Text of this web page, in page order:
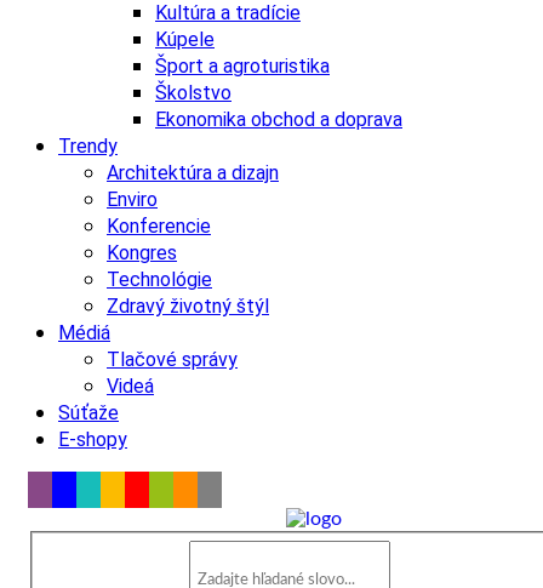
Kultúra a tradície
Kúpele
Šport a agroturistika
Školstvo
Ekonomika obchod a doprava
Trendy
Architektúra a dizajn
Enviro
Konferencie
Kongres
Technológie
Zdravý životný štýl
Médiá
Tlačové správy
Videá
Súťaže
E-shopy